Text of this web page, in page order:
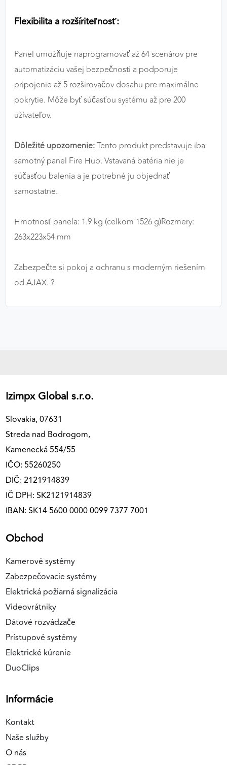
Flexibilita a rozšíriteľnosť:
Panel umožňuje naprogramovať až 64 scenárov pre
automatizáciu vašej bezpečnosti a podporuje
pripojenie až 5 rozširovačov dosahu pre maximálne
pokrytie. Môže byť súčasťou systému až pre 200
užívateľov.
Dôležité upozornenie:Tento produkt predstavuje iba
samotný panel Fire Hub. Vstavaná batéria nie je
súčasťou balenia a je potrebné ju objednať
samostatne.
Hmotnosť panela: 1.9 kg (celkom 1526 g)Rozmery:
263x223x54 mm
Zabezpečte si pokoj a ochranu s moderným riešením
od AJAX. ?️
Izimpx Global s.r.o.
Slovakia, 07631
Streda nad Bodrogom,
Kamenecká 554/55
IČO: 55260250
DIČ: 2121914839
IČ DPH: SK2121914839
IBAN: SK14 5600 0000 0099 7377 7001
Obchod
Kamerové systémy
Zabezpečovacie systémy
Elektrická požiarná signalizácia
Videovrátniky
Dátové rozvádzače
Prístupové systémy
Elektrické kúrenie
DuoClips
Informácie
Kontakt
Naše služby
O nás